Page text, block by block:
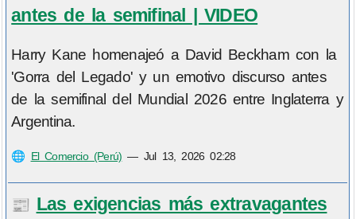
antes de la semifinal | VIDEO
Harry Kane homenajeó a David Beckham con la
'Gorra del Legado' y un emotivo discurso antes
de la semifinal del Mundial 2026 entre Inglaterra y
Argentina.
🌐 El Comercio (Perú) — Jul 13, 2026 02:28
📰 Las exigencias más extravagantes